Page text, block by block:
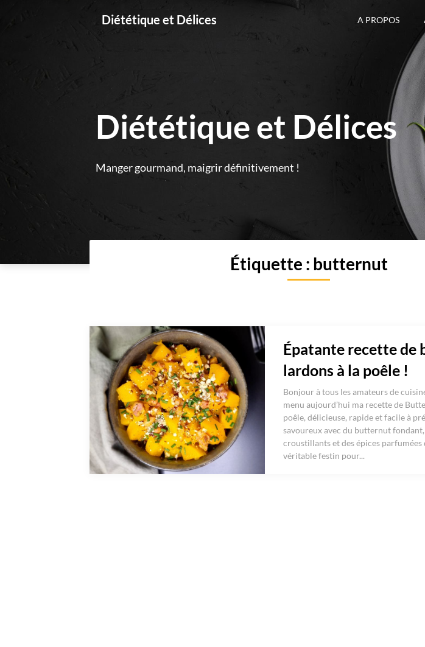
Diététique et Délices A PROPOS
Diététique et Délices
Manger gourmand, maigrir définitivement !
Étiquette : butternut
Épatante recette de
lardons à la poêle !
Bonjour à tous les amateurs de
menu aujourd’hui ma recette de
poêle, délicieuse, rapide et facile à
savoureux avec du butternut
croustillants et des épices parfumées
véritable festin pour...